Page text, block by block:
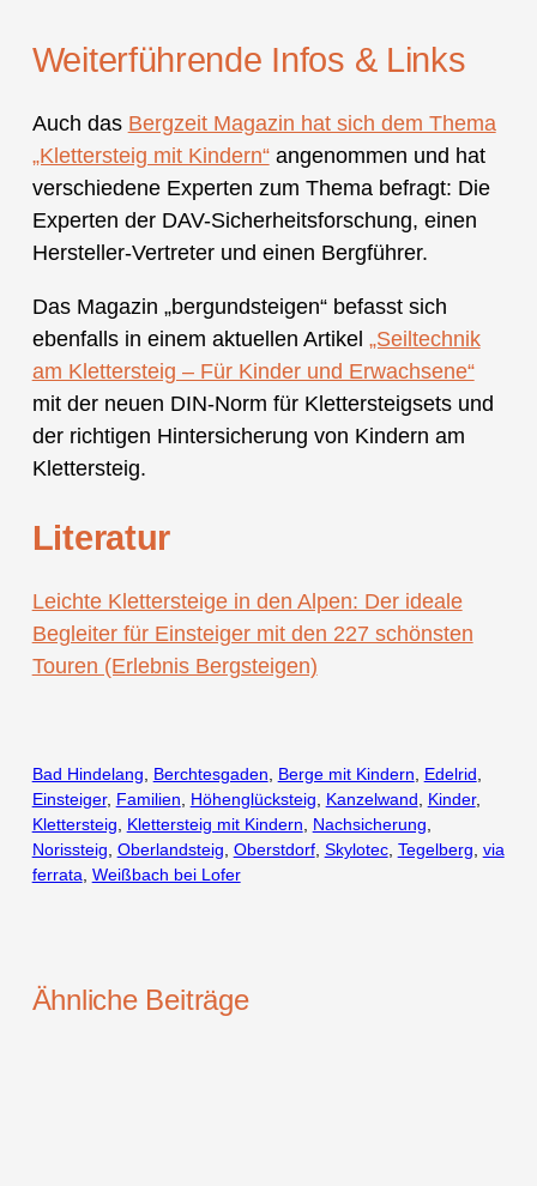
Weiterführende Infos & Links
Auch das Bergzeit Magazin hat sich dem Thema
„Klettersteig mit Kindern“angenommen und hat
verschiedene Experten zum Thema befragt: Die
Experten der DAV-Sicherheitsforschung, einen
Hersteller-Vertreter und einen Bergführer.
Das Magazin „bergundsteigen“ befasst sich
ebenfalls in einem aktuellen Artikel „Seiltechnik
am Klettersteig – Für Kinder und Erwachsene“
mit der neuen DIN-Norm für Klettersteigsets und
der richtigen Hintersicherung von Kindern am
Klettersteig.
Literatur
Leichte Klettersteige in den Alpen: Der ideale
Begleiter für Einsteiger mit den 227 schönsten
Touren (Erlebnis Bergsteigen)
Bad Hindelang, Berchtesgaden, Berge mit Kindern, Edelrid
Einsteiger, Familien, Höhenglücksteig, Kanzelwand, Kinder
Klettersteig, Klettersteig mit Kindern, Nachsicherung
Norissteig, Oberlandsteig, Oberstdorf, Skylotec, Tegelberg, via
ferrata, Weißbach bei Lofer
Ähnliche Beiträge